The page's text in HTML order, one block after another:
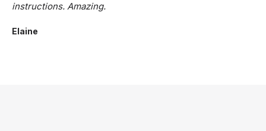
instructions. Amazing.
Elaine